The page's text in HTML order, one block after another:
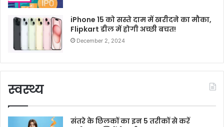
iPhone 15 को सस्ते दाम में खरीदने का मौका,
Flipkart डील में होगी अच्छी बचत!
December 2, 2024
स्वस्थ्य
संतरे के छिलकों का इन 5 तरीकों से करें